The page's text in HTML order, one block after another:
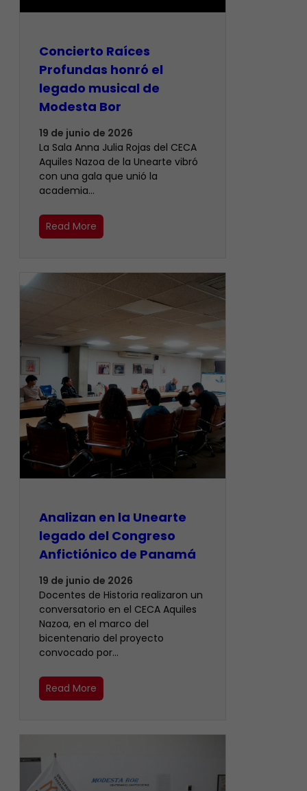
​Concierto Raíces
Profundas honró el
legado musical de
Modesta Bor
19 de junio de 2026
La Sala Anna Julia Rojas del CECA
Aquiles Nazoa de la Unearte vibró
con una gala que unió la
academia…
Read More
Analizan en la Unearte
legado del Congreso
Anfictiónico de Panamá
19 de junio de 2026
Docentes de Historia realizaron un
conversatorio en el CECA Aquiles
Nazoa, en el marco del
bicentenario del proyecto
convocado por…
Read More